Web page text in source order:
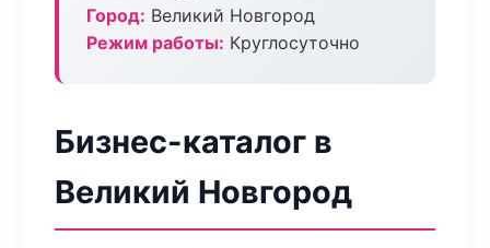
Город: Великий Новгород
Режим работы: Круглосуточно
Бизнес-каталог в
Великий Новгород